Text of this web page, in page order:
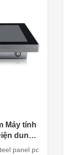
Máy tính
dung
Pcpanel pc